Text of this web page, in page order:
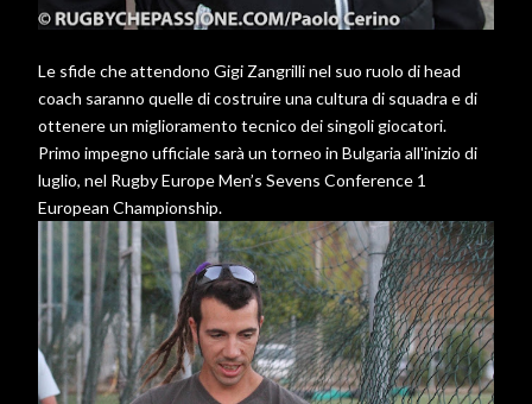
Le sfide che attendono Gigi Zangrilli nel suo ruolo di head
coach saranno quelle di costruire una cultura di squadra e di
ottenere un miglioramento tecnico dei singoli giocatori.
Primo impegno ufficiale sarà un torneo in Bulgaria all'inizio di
luglio, nel Rugby Europe Men’s Sevens Conference 1
European Championship.